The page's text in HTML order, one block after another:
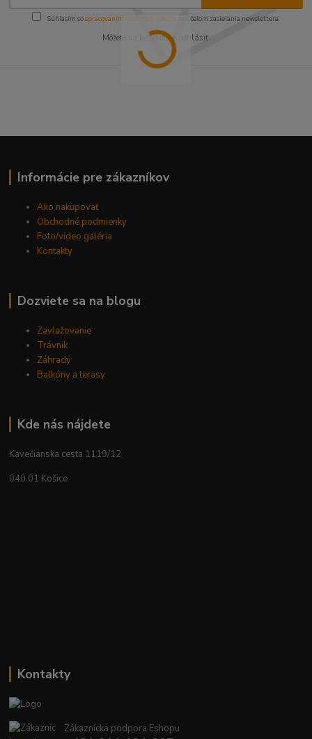
Súhlasím sospracovaním osobných údajov za účelom zasielania newslettera.
Môžete sa kedykoľvek odhlásiť.
Informácie pre zákazníkov
Ako nakupovať
Obchodné podmienky
Foto/video galéria
Kontakty
Dozviete sa na blogu
Zavlažovanie
Trávnik
Záhrady
Balkóny a terasy
Kde nás nájdete
Kavečianska cesta 1119/12
040 01 Košice
Kontakty
Zákaznícka podpora Eshopu